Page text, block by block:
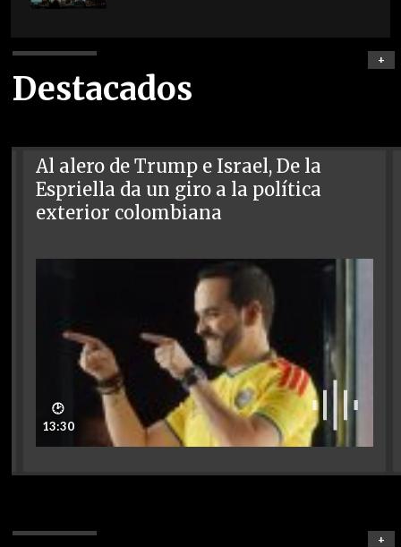
Destacados
+
Al alero de Trump e Israel, De la
Espriella da un giro a la política
exterior colombiana
🕑
13:30
+